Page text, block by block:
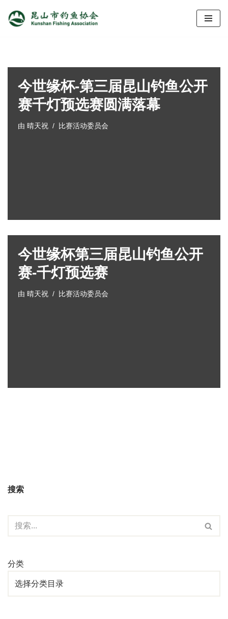
跳
文
今世缘杯-第三届昆山钓鱼公开
赛千灯预选赛圆满落幕
由 晴天祝 比赛活动委员会
今世缘杯第三届昆山钓鱼公开
赛-千灯预选赛
由 晴天祝 比赛活动委员会
搜索
分类